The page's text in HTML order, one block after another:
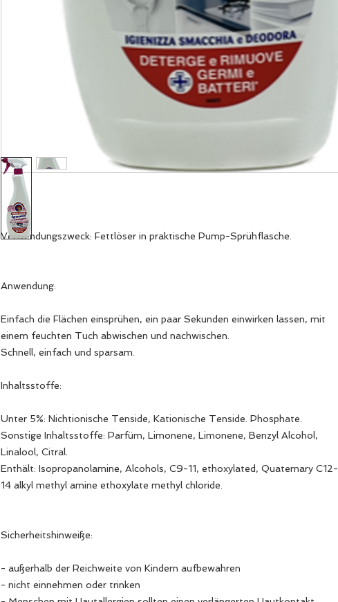
Verwendungszweck: Fettlöser in praktische Pump-Sprühflasche.
Anwendung:
Einfach die Flächen einsprühen, ein paar Sekunden einwirken lassen, mit
einem feuchten Tuch abwischen und nachwischen.
Schnell, einfach und sparsam.
Inhaltsstoffe:
Unter 5%: Nichtionische Tenside, Kationische Tenside. Phosphate.
Sonstige Inhaltsstoffe: Parfüm, Limonene, Limonene, Benzyl Alcohol,
Linalool, Citral.
Enthält: Isopropanolamine, Alcohols, C9-11, ethoxylated, Quaternary C12-
14 alkyl methyl amine ethoxylate methyl chloride.
Sicherheitshinweiße:
- außerhalb der Reichweite von Kindern aufbewahren
- nicht einnehmen oder trinken